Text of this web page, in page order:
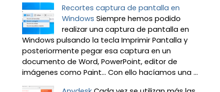
Recortes captura de pantalla en
Windows Siempre hemos podido
realizar una captura de pantalla en
Windows pulsando la tecla Imprimir Pantalla y
posteriormente pegar esa captura en un
documento de Word, PowerPoint, editor de
imágenes como Paint… Con ello hacíamos una ...